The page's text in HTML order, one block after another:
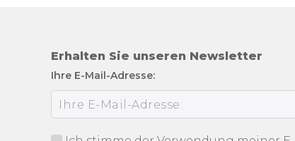
Erhalten Sie unseren Newsletter
Ihre E-Mail-Adresse: